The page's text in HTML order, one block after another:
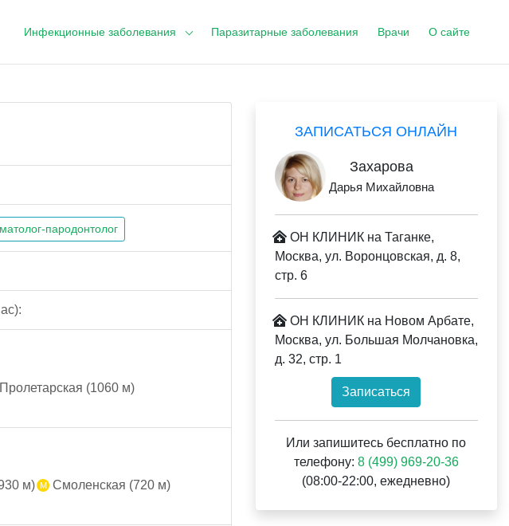
Инфекционные заболевания Паразитарные заболевания Врачи О сайте
пародонтолог
Пролетарская (1060 м)
м)
Смоленская (720 м)
ЗАПИСАТЬСЯ ОНЛАЙН
Захарова
Дарья Михайловна
ОН КЛИНИК на Таганке,
Москва, ул. Воронцовская, д. 8,
стр. 6
ОН КЛИНИК на Новом Арбате,
Москва, ул. Большая Молчановка,
д. 32, стр. 1
Записаться
Или запишитесь бесплатно по
телефону: 8 (499) 969-20-36
(08:00-22:00, ежедневно)